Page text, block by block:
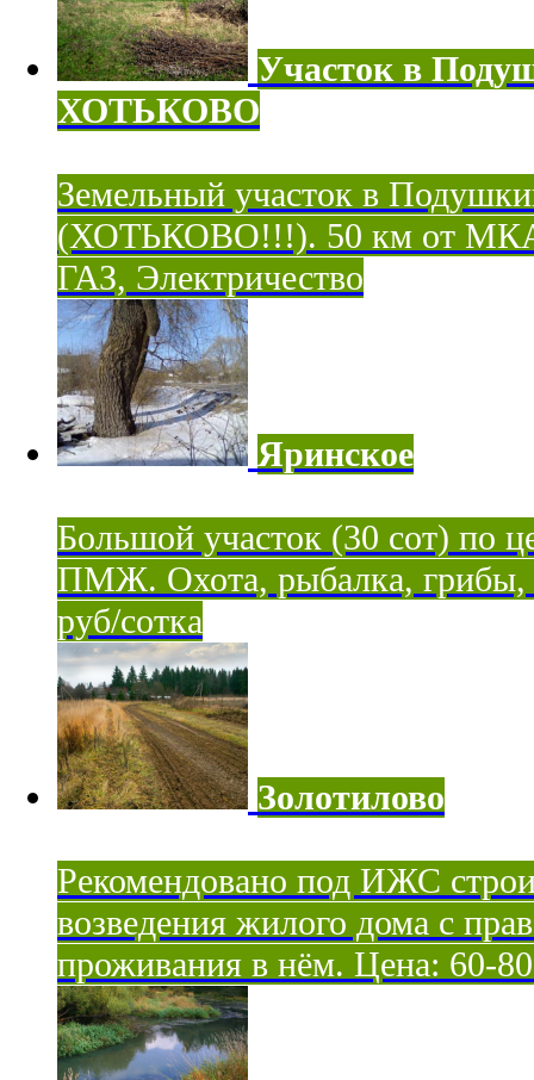
Участок в
ХОТЬКОВО
Земельный участок в
(ХОТЬКОВО!!!). 50 км от
ГАЗ, Электричество
Яринское
Большой участок (30 сот) по
ПМЖ. Охота, рыбалка, грибы,
руб/сотка
Золотилово
Рекомендовано под ИЖС
возведения жилого дома с
проживания в нём. Цена: 60-80